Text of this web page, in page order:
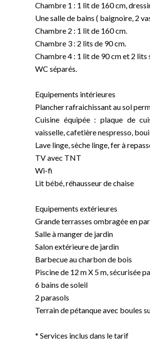
Chambre 1 : 1 lit de 160 cm,
Une salle de bains ( baignoire, 2
Chambre 2 : 1 lit de 160 cm.
Chambre 3 : 2 lits de 90 cm.
Chambre 4 : 1 lit de 90 cm et 2 lits
WC séparés.
Equipements intérieures
Plancher rafraichissant au sol
Cuisine équipée : plaque de
vaisselle, cafetière nespresso,
Lave linge, sèche linge, fer à
TV avec TNT
Wi-fi
Lit bébé, réhausseur de chaise
Equipements extérieures
Grande terrasses ombragée en
Salle à manger de jardin
Salon extérieure de jardin
Barbecue au charbon de bois
Piscine de 12 m X 5 m, sécurisée
6 bains de soleil
2 parasols
Terrain de pétanque avec boules
* Services inclus dans le tarif